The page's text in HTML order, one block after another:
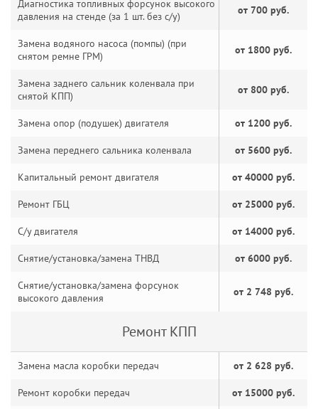
Диагностика топливных форсунок высокого
давления на стенде (за 1 шт. без с/у)
от 700 руб.
Замена водяного насоса (помпы) (при
снятом ремне ГРМ)
от 1800 руб.
Замена заднего сальник коленвала при
снятой КПП)
от 800 руб.
Замена опор (подушек) двигателя от 1200 руб.
Замена переднего сальника коленвала от 5600 руб.
Капитальный ремонт двигателя от 40000 руб.
Ремонт ГБЦ от 25000 руб.
С/у двигателя от 14000 руб.
Снятие/установка/замена ТНВД от 6000 руб.
Снятие/установка/замена форсунок
высокого давления
от 2 748 руб.
Ремонт КПП
Замена масла коробки передач от 2 628 руб.
Ремонт коробки передач от 15000 руб.